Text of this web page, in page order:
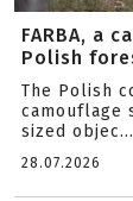
FARBA, a
Polish
The Polish
camouflage
sized objec...
28.07.2026